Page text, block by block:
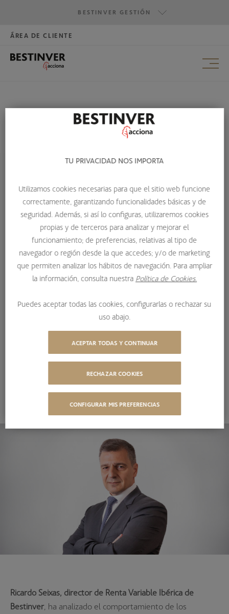
BESTINVER GESTIÓN
ÁREA DE CLIENTE
ESCUELA DE INVERSIÓN
«LA REAPERTURA Y LOS FONDOS EUROPEOS BENEFICIARÁN AL MERCADO
«LA REAPERTURA Y LOS
FONDOS EUROPEOS
BENEFICIARÁN AL MERCADO
IBÉRICO»
Ricardo Seixas, director de Renta Variable Ibérica de
Bestinver, ha analizado el comportamiento de los
ha resaltado la importancia de tener la visión en el largo
plazo cuando se invierte en renta variable, “es muy
importante que la gente no intente tradear picos de
Ricardo Seixas, director de Renta Variable Ibérica de
Bestinver, ha analizado el comportamiento de los
TU PRIVACIDAD NOS IMPORTA
Utilizamos cookies necesarias para que el sitio web funcione
correctamente, garantizando funcionalidades básicas y de
seguridad. Además, si así lo configuras, utilizaremos cookies
propias y de terceros para analizar y mejorar el
funcionamiento; de preferencias, relativas al tipo de
navegador o región desde la que accedes; y/o de marketing
que permiten analizar los hábitos de navegación. Para ampliar
la información, consulta nuestra Política de Cookies.
Puedes aceptar todas las cookies, configurarlas o rechazar su
uso abajo.
CONFIGURAR MIS PREFERENCIAS
RECHAZAR COOKIES
ACEPTAR TODAS Y CONTINUAR